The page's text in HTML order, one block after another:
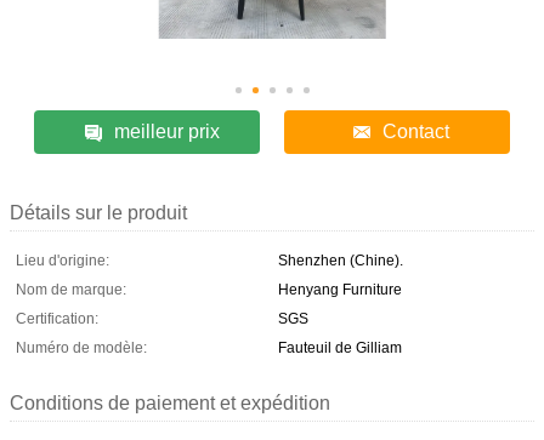
meilleur prix Contact
Détails sur le produit
Lieu d'origine:
Shenzhen (Chine).
Nom de marque:
Henyang Furniture
Certification:
SGS
Numéro de modèle:
Fauteuil de Gilliam
Conditions de paiement et expédition